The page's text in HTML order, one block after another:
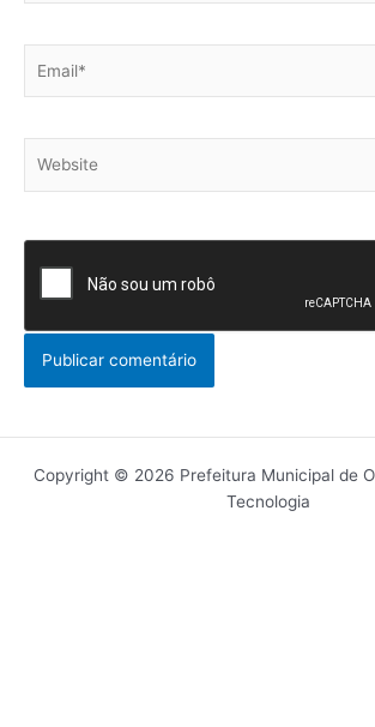
Copyright © 2026 Prefeitura Municipal de
Tecnologia